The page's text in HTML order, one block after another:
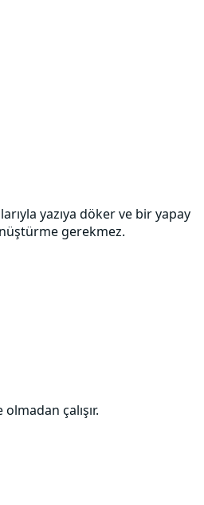
yazıya döker ve bir yapay
gerekmez.
çalışır.